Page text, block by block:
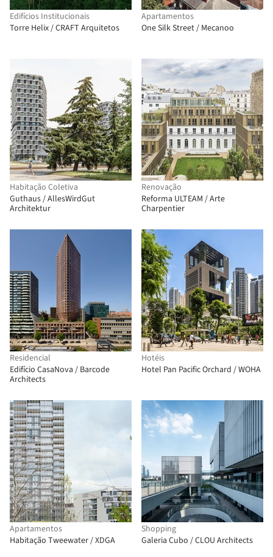
Edifícios Institucionais
Torre Helix / CRAFT Arquitetos
Apartamentos
One Silk Street / Mecanoo
Habitação Coletiva
Guthaus / AllesWirdGut
Architektur
Renovação
Reforma ULTEAM / Arte
Charpentier
Residencial
Edifício CasaNova / Barcode
Architects
Hotéis
Hotel Pan Pacific Orchard / WOHA
Apartamentos
Habitação Tweewater / XDGA
Shopping
Galeria Cubo / CLOU Architects